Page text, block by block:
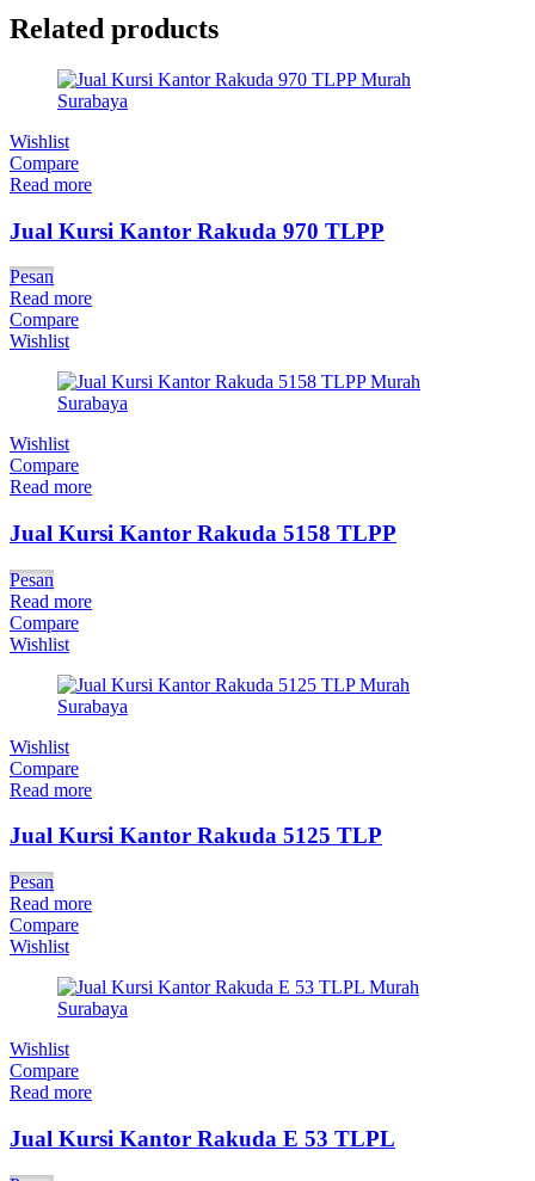
Related products
Wishlist
Compare
Read more
Jual Kursi Kantor Rakuda 970 TLPP
Pesan
Read more
Compare
Wishlist
Wishlist
Compare
Read more
Jual Kursi Kantor Rakuda 5158 TLPP
Pesan
Read more
Compare
Wishlist
Wishlist
Compare
Read more
Jual Kursi Kantor Rakuda 5125 TLP
Pesan
Read more
Compare
Wishlist
Wishlist
Compare
Read more
Jual Kursi Kantor Rakuda E 53 TLPL